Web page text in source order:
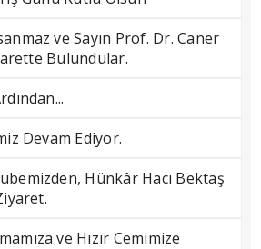
ve Sayın Prof. Dr. Caner
Bulundular.
Devam Ediyor.
Hünkâr Hacı Bektaş
ve Hızır Cemimize